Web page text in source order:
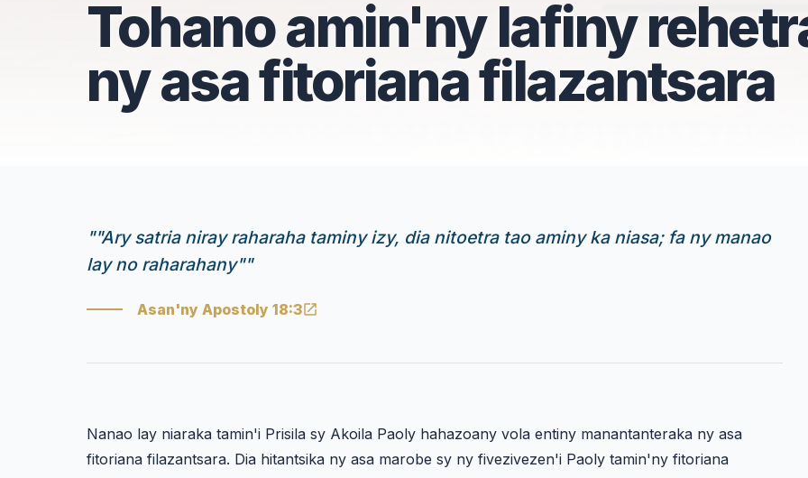
Tohano amin'ny lafiny
ny asa fitoriana filazantsara
""Ary satria niray raharaha taminy izy, dia nitoetra tao aminy ka niasa; fa ny manao
lay no raharahany""
Asan'ny Apostoly 18:3
Nanao lay niaraka tamin'i Prisila sy Akoila Paoly hahazoany vola entiny manantanteraka ny asa
fitoriana filazantsara. Dia hitantsika ny asa marobe sy ny fivezivezen'i Paoly tamin'ny fitoriana